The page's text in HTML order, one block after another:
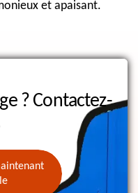
et apaisant.
? Contactez-